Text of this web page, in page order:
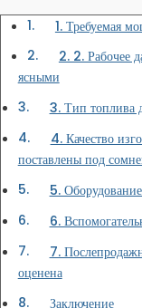
1. Требуемая
2. 2. Рабочее
ясными
3. Тип топлива
4. Качество
поставлены под
5.
6.
7.
оценена
Заключение